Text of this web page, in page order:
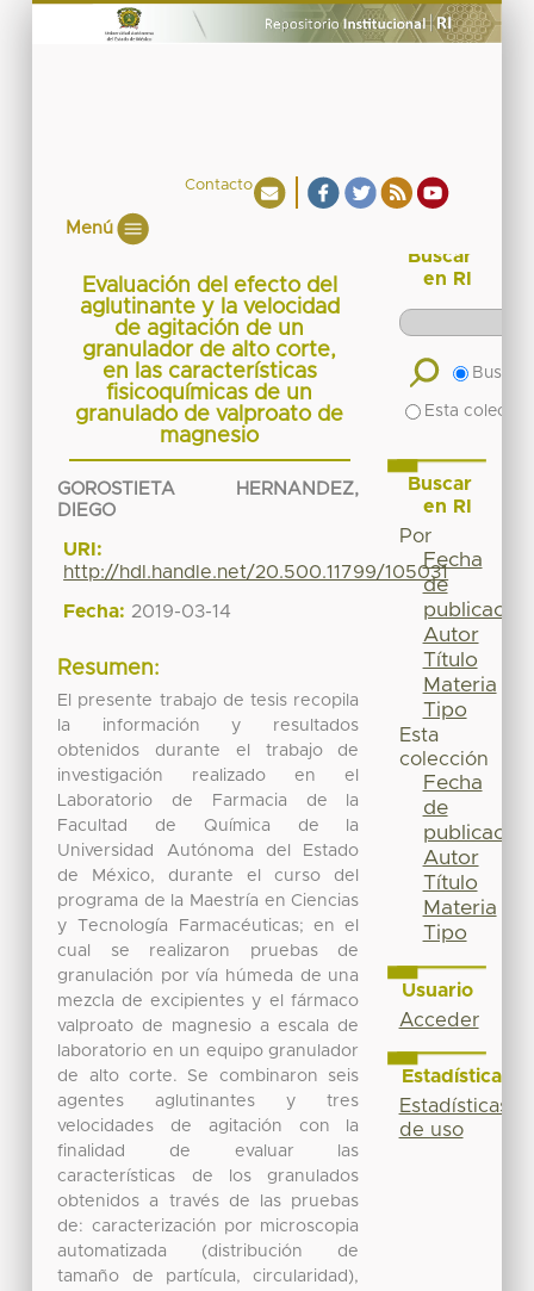
Contacto
Menú
Evaluación del efecto del
aglutinante y la velocidad
de agitación de un
granulador de alto corte,
en las características
fisicoquímicas de un
granulado de valproato de
magnesio
GOROSTIETA HERNANDEZ,
DIEGO
URI:
http://hdl.handle.net/20.500.11799/105031
Fecha: 2019-03-14
Resumen:
El presente trabajo de tesis recopila
la información y resultados
obtenidos durante el trabajo de
investigación realizado en el
Laboratorio de Farmacia de la
Facultad de Química de la
Universidad Autónoma del Estado
de México, durante el curso del
programa de la Maestría en Ciencias
y Tecnología Farmacéuticas; en el
cual se realizaron pruebas de
granulación por vía húmeda de una
mezcla de excipientes y el fármaco
valproato de magnesio a escala de
laboratorio en un equipo granulador
de alto corte. Se combinaron seis
agentes aglutinantes y tres
velocidades de agitación con la
finalidad de evaluar las
características de los granulados
obtenidos a través de las pruebas
de: caracterización por microscopia
automatizada (distribución de
tamaño de partícula, circularidad),
Buscar
en RI
Buscar
Esta
Buscar
en RI
Por
Fecha
de
publicación
Autor
Título
Materia
Tipo
Esta
colección
Fecha
de
publicación
Autor
Título
Materia
Tipo
Usuario
Acceder
Estadísticas
Estadísticas
de uso